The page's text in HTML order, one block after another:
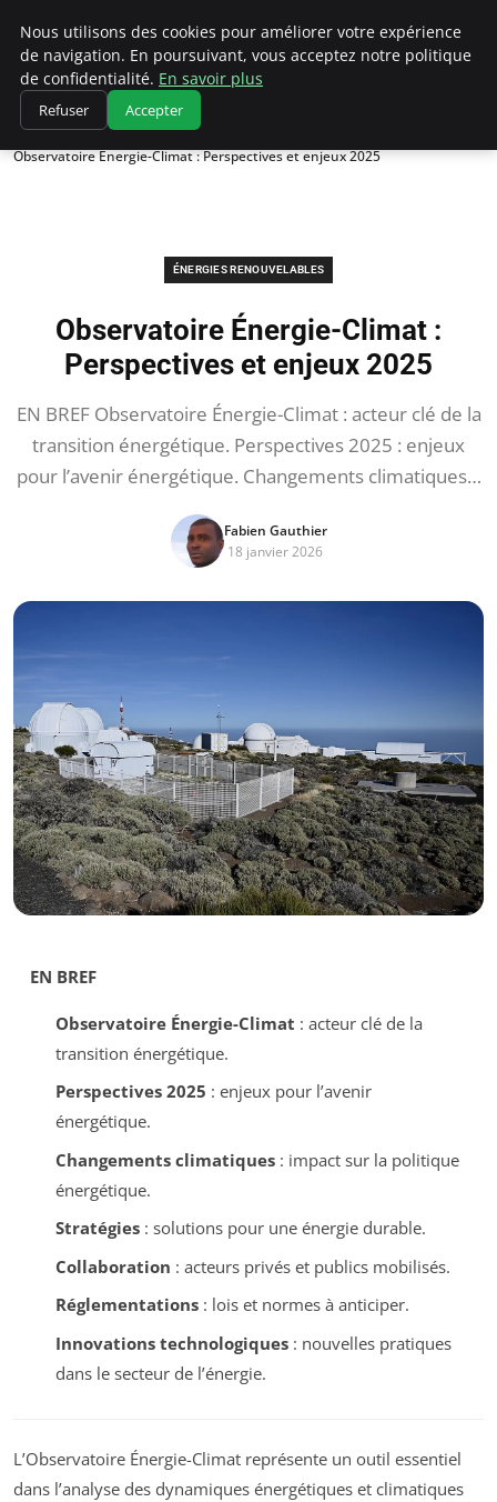
Climatedebtagents
Accueil
Énergies Renouvelables
Observatoire Énergie-Climat : Perspectives et enjeux 2025
ÉNERGIES RENOUVELABLES
Observatoire Énergie-Climat :
Perspectives et enjeux 2025
EN BREF Observatoire Énergie-Climat : acteur clé de la
transition énergétique. Perspectives 2025 : enjeux
pour l’avenir énergétique. Changements climatiques…
Fabien Gauthier
18 janvier 2026
EN BREF
Observatoire Énergie-Climat : acteur clé de la
transition énergétique.
Perspectives 2025 : enjeux pour l’avenir
énergétique.
Changements climatiques: impact sur la politique
énergétique.
Stratégies: solutions pour une énergie durable.
Collaboration : acteurs privés et publics mobilisés.
Réglementations: lois et normes à anticiper.
Innovations technologiques: nouvelles pratiques
dans le secteur de l’énergie.
L’Observatoire Énergie-Climat représente un outil essentiel
dans l’analyse des dynamiques énergétiques et climatiques
Nous utilisons des cookies pour améliorer votre expérience
de navigation. En poursuivant, vous acceptez notre politique
de confidentialité. En savoir plus
Refuser Accepter